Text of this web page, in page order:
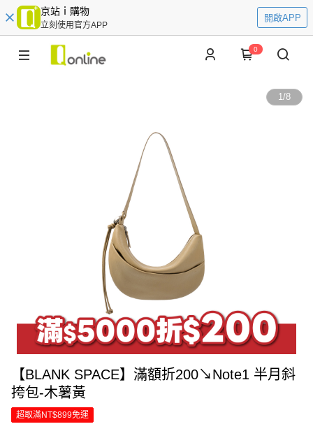
京站ｉ購物
立刻使用官方APP
開啟APP
0
1/8
【BLANK SPACE】滿額折200↘Note1 半月斜
挎包-木薯黃
超取滿NT$899免運